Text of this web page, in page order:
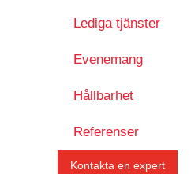
Lediga tjänster
Evenemang
Hållbarhet
Referenser
Kontakta en expert